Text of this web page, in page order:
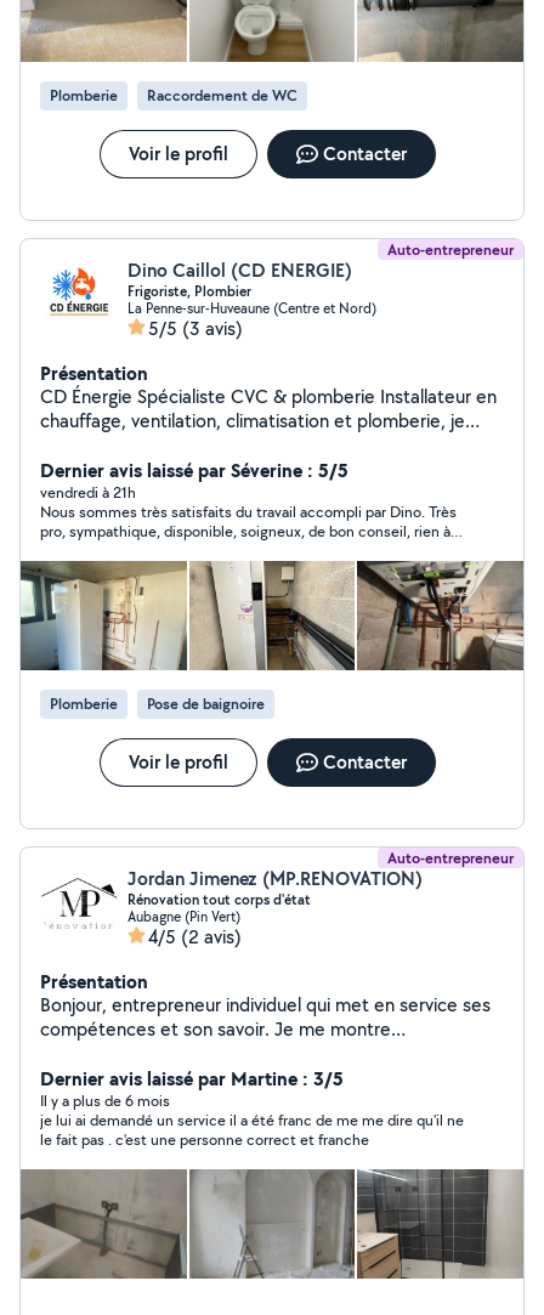
Plomberie Raccordement de WC
Voir le profil Contacter
Auto-entrepreneur
Dino Caillol (CD ENERGIE)
Frigoriste, Plombier
La Penne-sur-Huveaune (Centre et Nord)
5/5 (3 avis)
Présentation
CD Énergie Spécialiste CVC & plomberie Installateur en
chauffage, ventilation, climatisation et plomberie, je
professionnelles : Installation de climatisation (mono-
split, multi-split, gainable) Mise en service Entretien et
nettoyage Recherche de fuites et recharge de gaz
Installation et dépannage en plomberie Création et
rénovation complètes de salles de bain Remplacement
de chauffe-eau Pompes à chaleur Travail propre, sérieux
et réactif. Devis gratuit. Intervention rapide. Secteur :
Marseille et ses alentours.
Dernier avis laissé par Séverine : 5/5
vendredi à 21h
Nous sommes très satisfaits du travail accompli par Dino. Très
pro, sympathique, disponible, soigneux, de bon conseil, rien à
demande en urgence 👍👍👍
Plomberie Pose de baignoire
Voir le profil Contacter
Auto-entrepreneur
Jordan Jimenez (MP.RENOVATION)
Rénovation tout corps d'état
Aubagne (Pin Vert)
4/5 (2 avis)
Présentation
Bonjour, entrepreneur individuel qui met en service ses
compétences et son savoir. Je me montre
les plus bref délais et les meilleures conditions N'hésitez
pas à me contacter. 14 ans d'expérience dans la
rénovation
Dernier avis laissé par Martine : 3/5
Il y a plus de 6 mois
je lui ai demandé un service il a été franc de me me dire qu'il ne
le fait pas . c'est une personne correct et franche